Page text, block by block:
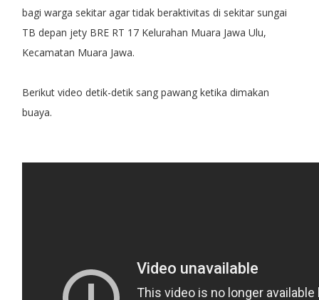
bagi warga sekitar agar tidak beraktivitas di sekitar sungai
TB depan jety BRE RT 17 Kelurahan Muara Jawa Ulu,
Kecamatan Muara Jawa.
Berikut video detik-detik sang pawang ketika dimakan
buaya.